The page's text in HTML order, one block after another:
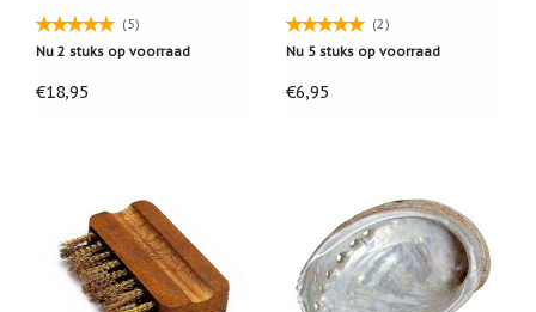
wanneer
woorden
De
Nieuw:
fotootje
(5)
Nu 2 stuks op voorraad
€18,95
(2)
Nu 5 stuks op voorraad
€6,95